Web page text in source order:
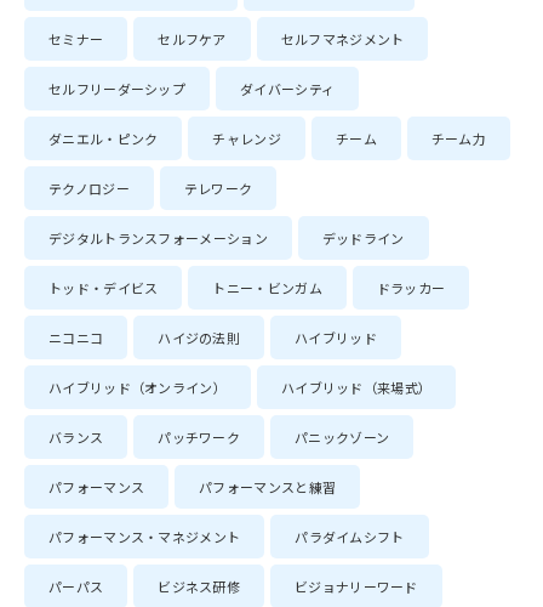
セミナー セルフケア セルフマネジメント
セルフリーダーシップ ダイバーシティ
ダニエル・ピンク チャレンジ チーム チーム力
テクノロジー テレワーク
デジタルトランスフォーメーション デッドライン
トッド・デイビス トニー・ビンガム ドラッカー
ニコニコ ハイジの法則 ハイブリッド
ハイブリッド（オンライン） ハイブリッド（来場式）
バランス パッチワーク パニックゾーン
パフォーマンス パフォーマンスと練習
パフォーマンス・マネジメント パラダイムシフト
パーパス ビジネス研修 ビジョナリーワード